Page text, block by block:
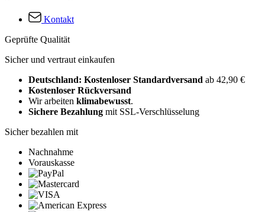
Kontakt
Geprüfte Qualität
Sicher und vertraut einkaufen
Deutschland: Kostenloser Standardversand ab 42,90 €
Kostenloser Rückversand
Wir arbeiten klimabewusst.
Sichere Bezahlung mit SSL-Verschlüsselung
Sicher bezahlen mit
Nachnahme
Vorauskasse